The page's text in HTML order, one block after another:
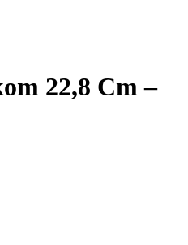
22,8 Cm –